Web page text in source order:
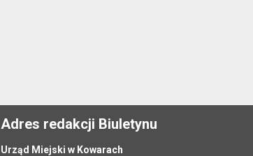
Adres redakcji Biuletynu
Urząd Miejski w Kowarach